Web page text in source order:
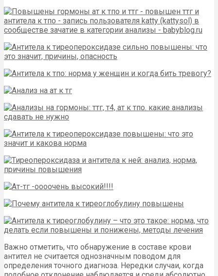
Важно отметить, что обнаружение в составе крови
антител не считается однозначным поводом для
определения точного диагноза. Нередки случаи, когда